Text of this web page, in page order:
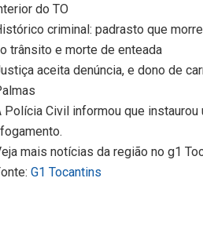
do TO
criminal: padrasto que
trânsito e morte de enteada
aceita denúncia, e dono de
Polícia Civil informou que
mais notícias da região no g1
G1 Tocantins